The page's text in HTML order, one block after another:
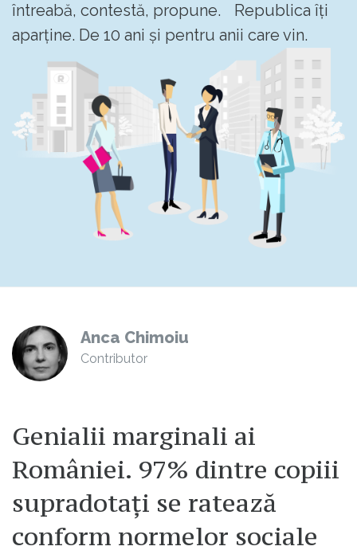
întreabă, contestă, propune. Republica îți
aparține. De 10 ani și pentru anii care vin.
Anca Chimoiu
Contributor
Genialii marginali ai
României. 97% dintre copiii
supradotați se ratează
conform normelor sociale